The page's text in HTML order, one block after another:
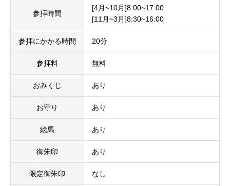
参拝時間
[4月~10月]8:00~17:00
[11月~3月]8:30~16:00
参拝にかかる時間 20分
参拝料 無料
おみくじ あり
お守り あり
絵馬 あり
御朱印 あり
限定御朱印 なし